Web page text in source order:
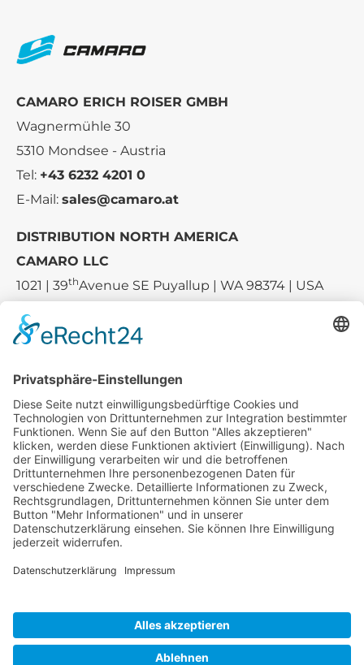
CAMARO ERICH ROISER GMBH
Wagnermühle 30
5310 Mondsee - Austria
Tel: +43 6232 4201 0
E-Mail: sales@camaro.at
DISTRIBUTION NORTH AMERICA
CAMARO LLC
1021 | 39thAvenue SE Puyallup | WA 98374 | USA
Tel.:+1 253-867-57 35
Unternehmen
Service
Media
© 2026 - Camaro Erich Roiser GmbH
AGB Impressum